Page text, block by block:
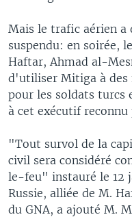
Mais le trafic aérien a
suspendu: en soirée,
Haftar, Ahmad al-
d'utiliser Mitiga à des
pour les soldats turcs
à cet exécutif reconnu
"Tout survol de la
civil sera considéré
le-feu" instauré le 12
Russie, alliée de M.
du GNA, a ajouté M.